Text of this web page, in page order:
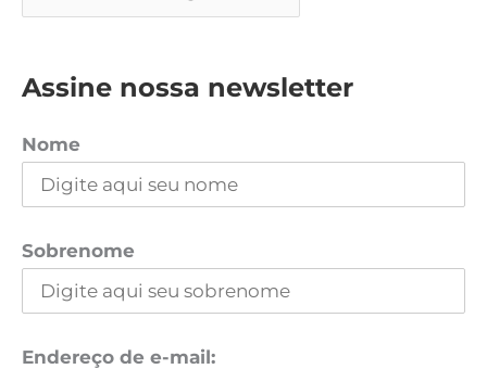
Assine nossa newsletter
Nome
Sobrenome
Endereço de e-mail: